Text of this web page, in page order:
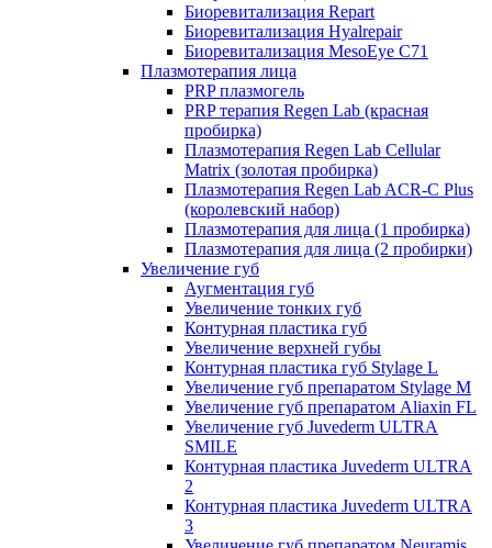
Биоревитализация Repart
Биоревитализация Hyalrepair
Биоревитализация MesoEye C71
Плазмотерапия лица
PRP плазмогель
PRP терапия Regen Lab (красная
пробирка)
Плазмотерапия Regen Lab Cellular
Matrix (золотая пробирка)
Плазмотерапия Regen Lab ACR-C Plus
(королевский набор)
Плазмотерапия для лица (1 пробирка)
Плазмотерапия для лица (2 пробирки)
Увеличение губ
Аугментация губ
Увеличение тонких губ
Контурная пластика губ
Увеличение верхней губы
Контурная пластика губ Stylage L
Увеличение губ препаратом Stylage M
Увеличение губ препаратом Aliaxin FL
Увеличение губ Juvederm ULTRA
SMILE
Контурная пластика Juvederm ULTRA
2
Контурная пластика Juvederm ULTRA
3